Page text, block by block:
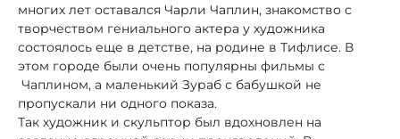
многих лет оставался Чарли Чаплин, знакомство с
творчеством гениального актера у художника
состоялось еще в детстве, на родине в Тифлисе. В
этом городе были очень популярны фильмы с
Чаплином, а маленький Зураб с бабушкой не
пропускали ни одного показа.
Так художник и скульптор был вдохновлен на